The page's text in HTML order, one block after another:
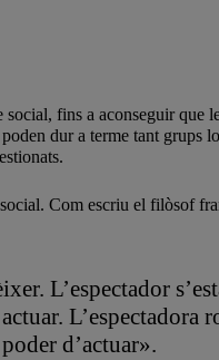
fins a aconseguir que
dur a terme tant grups
Com escriu el filòsof
L’espectador
L’espectadora
d’actuar».